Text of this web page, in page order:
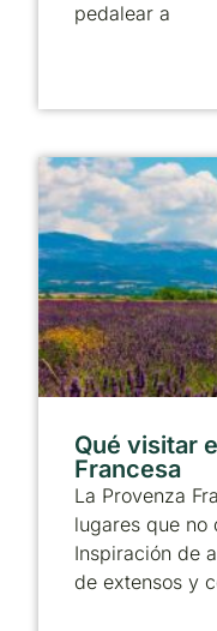
pedalear a
Qué visitar
Francesa
La Provenza
lugares que no
Inspiración de
de extensos y